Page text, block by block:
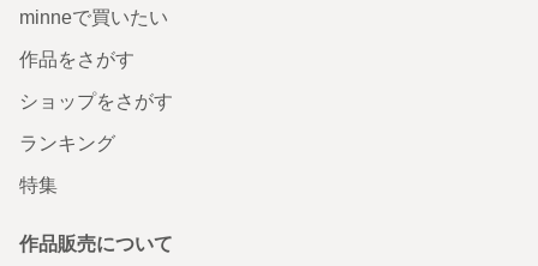
minneで買いたい
作品をさがす
ショップをさがす
ランキング
特集
作品販売について